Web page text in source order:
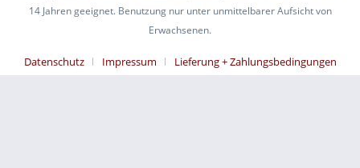
14 Jahren geeignet. Benutzung nur unter unmittelbarer Aufsicht von
Erwachsenen.
Datenschutz Impressum Lieferung + Zahlungsbedingungen